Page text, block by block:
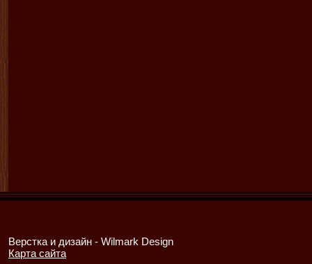
Верстка и дизайн - Wilmark Design
Карта сайта